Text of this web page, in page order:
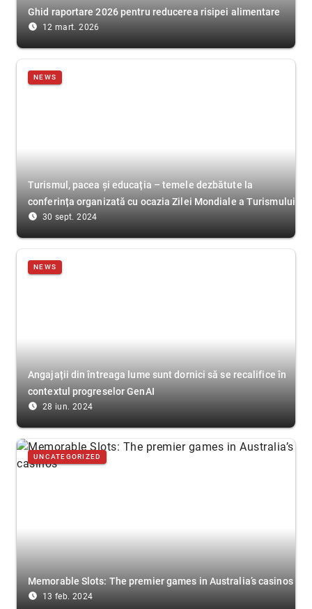
Ghid raportare 2026 pentru reducerea risipei alimentare
access_time_filled 12 mart. 2026
NEWS
Turismul, pacea și educația – temele dezbătute la
conferința organizată cu ocazia Zilei Mondiale a Turismului
access_time_filled 30 sept. 2024
NEWS
Angajații din întreaga lume sunt dornici să se recalifice în
contextul progreselor GenAI
access_time_filled 28 iun. 2024
UNCATEGORIZED
Memorable Slots: The premier games in Australia’s casinos
access_time_filled 13 feb. 2024